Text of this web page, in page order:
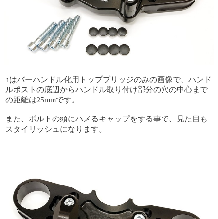
↑はバーハンドル化用トップブリッジのみの画像で、ハンド
ルポストの底辺からハンドル取り付け部分の穴の中心まで
の距離は25mmです。
また、ボルトの頭にハメるキャップをする事で、見た目も
スタイリッシュになります。